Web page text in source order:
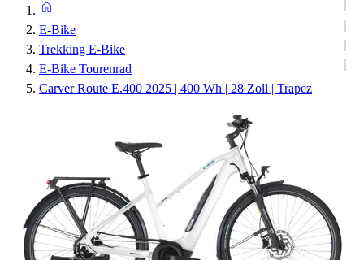
E-Bike
Trekking E-Bike
E-Bike Tourenrad
Carver Route E.400 2025 | 400 Wh | 28 Zoll | Trapez